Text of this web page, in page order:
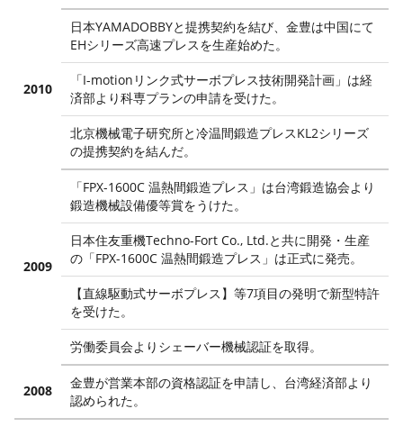
2010
日本YAMADOBBYと提携契約を結び、金豊は中国にて
EHシリーズ高速プレスを生産始めた。
「I-motionリンク式サーボプレス技術開発計画」は経
済部より科専プランの申請を受けた。
北京機械電子研究所と冷温間鍛造プレスKL2シリーズ
の提携契約を結んだ。
2009
「FPX-1600C 温熱間鍛造プレス」は台湾鍛造協会より
鍛造機械設備優等賞をうけた。
日本住友重機Techno-Fort Co., Ltd.と共に開発・生産
の「FPX-1600C 温熱間鍛造プレス」は正式に発売。
【直線駆動式サーボプレス】等7項目の発明で新型特許
を受けた。
労働委員会よりシェーバー機械認証を取得。
2008
金豊が営業本部の資格認証を申請し、台湾経済部より
認められた。